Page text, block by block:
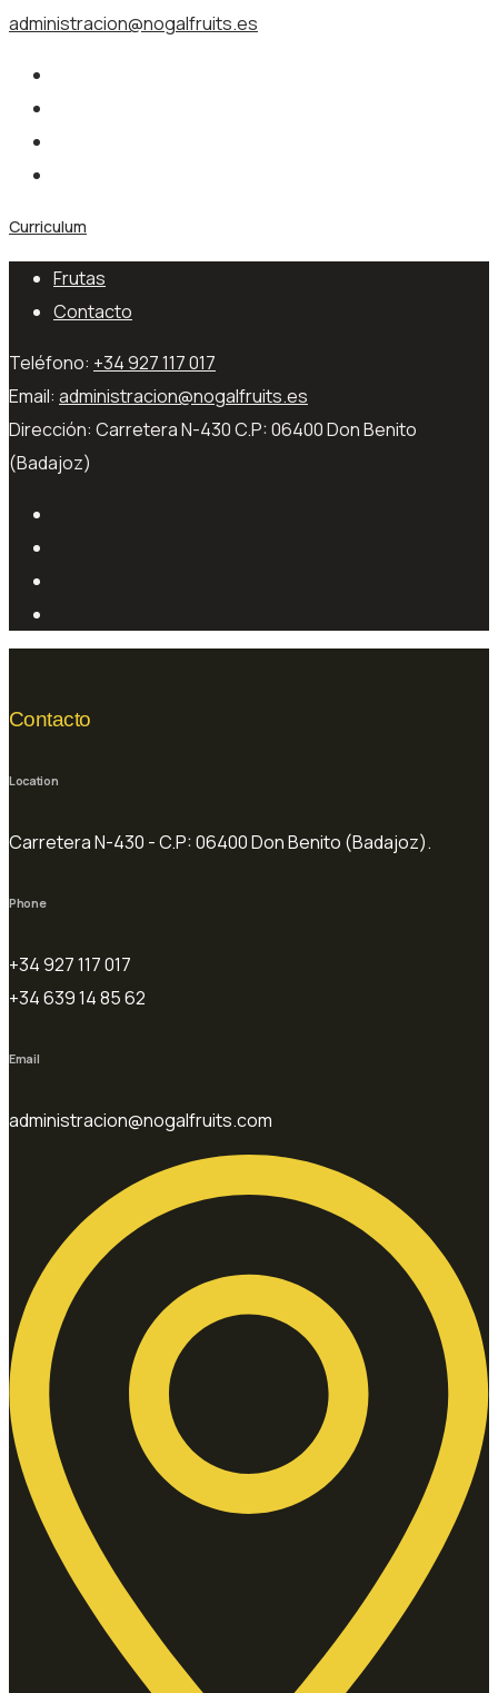
administracion@nogalfruits.es
Curriculum
Frutas
Contacto
Teléfono: +34 927 117 017
Email: administracion@nogalfruits.es
Dirección: Carretera N-430 C.P: 06400 Don Benito
(Badajoz)
Contacto
Location
Carretera N-430 - C.P: 06400 Don Benito (Badajoz).
Phone
+34 927 117 017
+34 639 14 85 62
Email
administracion@nogalfruits.com